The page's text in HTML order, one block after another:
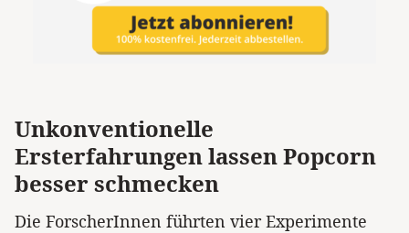
Unkonventionelle
Ersterfahrungen lassen Popcorn
besser schmecken
Die ForscherInnen führten vier Experimente